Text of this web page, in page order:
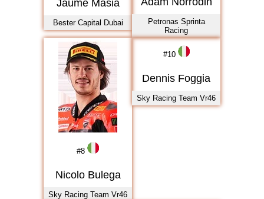
Jaume Masia
Bester Capital Dubai
Petronas Sprinta
Racing
#8
Nicolo Bulega
Sky Racing Team Vr46
#10
Dennis Foggia
Sky Racing Team Vr46